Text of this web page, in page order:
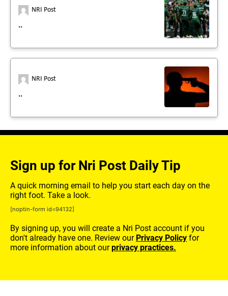
NRI Post
..
NRI Post
..
Sign up for Nri Post Daily Tip
A quick morning email to help you start each day on the
right foot. Take a look.
[noptin-form id=94132]
By signing up, you will create a Nri Post account if you
don't already have one. Review our Privacy Policy for
more information about ourprivacy practices.